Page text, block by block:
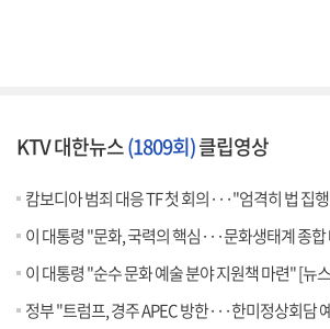
KTV 대한뉴스(1809회)클립영상
캄보디아 범죄 대응 TF 첫 회의···"엄격히 법 집
이 대통령 "문화, 국력의 핵심···문화생태계 종합 대책
이 대통령 "순수 문화 예술 분야 지원책 마련" [뉴
정부 "트럼프, 경주 APEC 방한···한미정상회담